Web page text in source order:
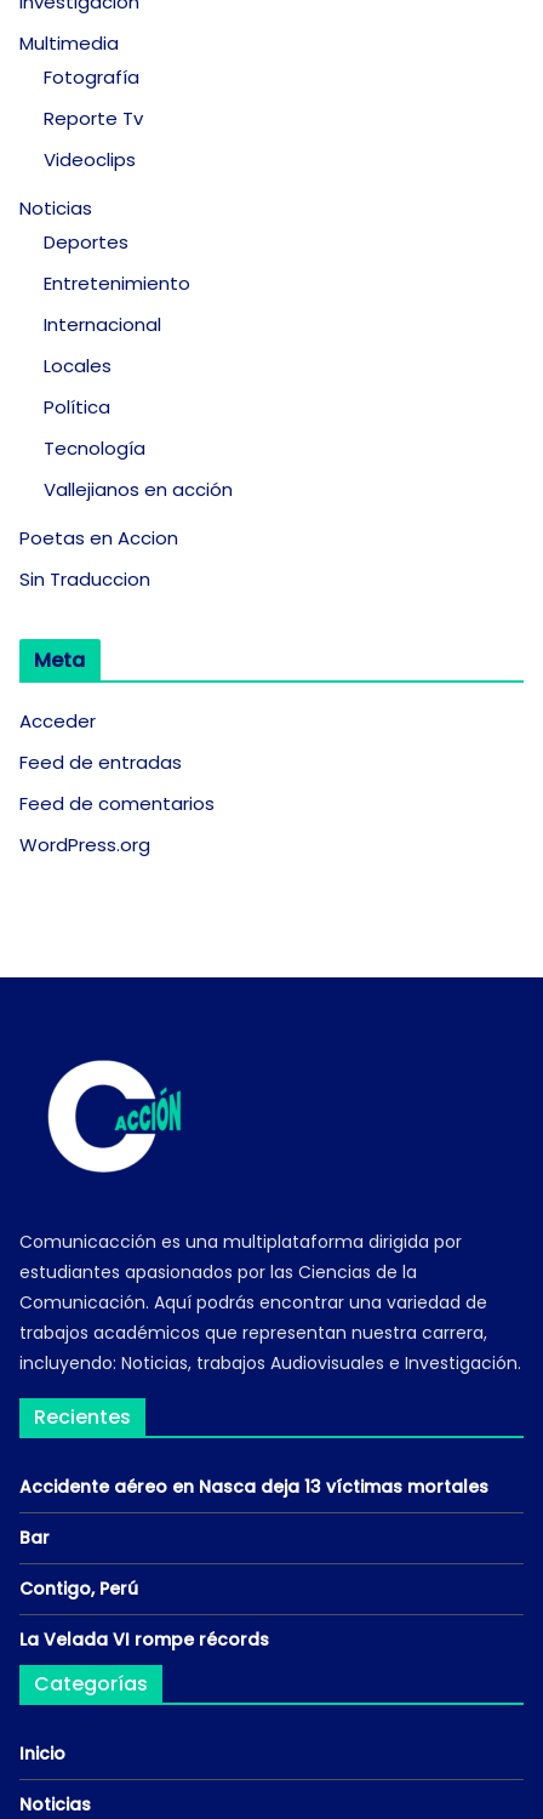
Multimedia
Fotografía
Reporte Tv
Videoclips
Noticias
Deportes
Entretenimiento
Internacional
Locales
Política
Tecnología
Vallejianos en acción
Poetas en Accion
Sin Traduccion
Meta
Acceder
Feed de entradas
Feed de comentarios
WordPress.org
Comunicacción es una multiplataforma dirigida por
estudiantes apasionados por las Ciencias de la
Comunicación. Aquí podrás encontrar una variedad de
trabajos académicos que representan nuestra carrera,
incluyendo: Noticias, trabajos Audiovisuales e Investigación.
Recientes
Accidente aéreo en Nasca deja 13 víctimas mortales
Bar
Contigo, Perú
La Velada VI rompe récords
Categorías
Inicio
Noticias